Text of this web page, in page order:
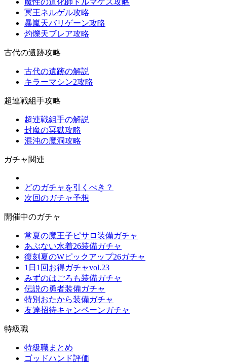
魔性の道化師ドルマゲス攻略
冥王ネルゲル攻略
暴嵐天バリゲーン攻略
灼爍天ブレア攻略
古代の遺跡攻略
古代の遺跡の解説
キラーマシン2攻略
超連戦組手攻略
超連戦組手の解説
封魔の冥獄攻略
混沌の魔洞攻略
ガチャ関連
どのガチャを引くべき？
次回のガチャ予想
開催中のガチャ
常夏の魔王子ピサロ装備ガチャ
あぶない水着26装備ガチャ
復刻夏のWピックアップ26ガチャ
1日1回お得ガチャvol.23
みずのはごろも装備ガチャ
伝説の勇者装備ガチャ
特別おたから装備ガチャ
友達招待キャンペーンガチャ
特級職
特級職まとめ
ゴッドハンド評価